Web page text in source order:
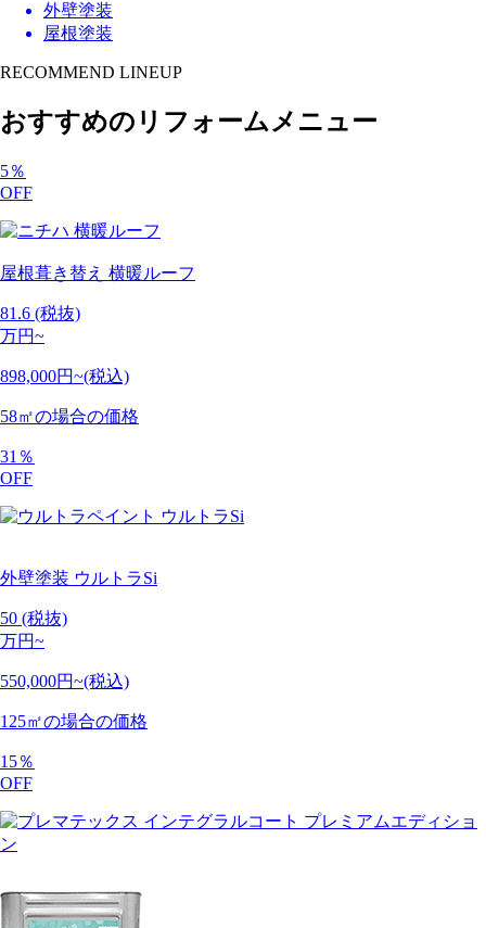
外壁塗装
屋根塗装
RECOMMEND LINEUP
おすすめのリフォームメニュー
5％
OFF
屋根葺き替え 横暖ルーフ
81.6 (税抜)
万円~
898,000円~(税込)
58㎡の場合の価格
31 ％
OFF
外壁塗装 ウルトラSi
50 (税抜)
万円~
550,000円~(税込)
125㎡の場合の価格
15％
OFF